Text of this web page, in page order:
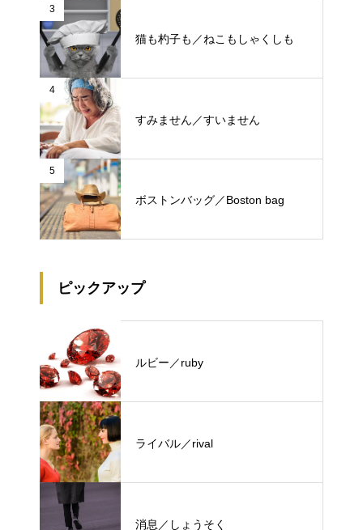
3
猫も杓子も／ねこもしゃくしも
4
すみません／すいません
5
ボストンバッグ／Boston bag
ピックアップ
ルビー／ruby
ライバル／rival
消息／しょうそく